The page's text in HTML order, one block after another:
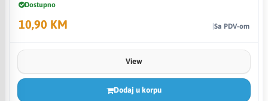
Dostupno
10,90 KM Sa PDV-om
View
Dodaj u korpu